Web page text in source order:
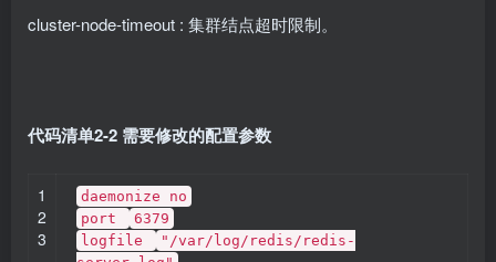
cluster-node-timeout : 集群结点超时限制。
代码清单2-2 需要修改的配置参数
1
2
3
daemonize no
port
6379
logfile
"/var/log/redis/redis-